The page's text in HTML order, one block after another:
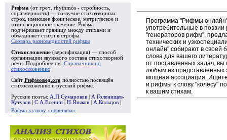
Рифма (от греч. rhythmós - стройность,
соразмерность) — созвучие стихотворных
строк, имеющее фоническое, метрическое и
композиционное значение. Рифма
подчёркивает границу между стихами и
объединяет стихи в строфы
Словарь разновидностей рифмы
Стихосложение (версификация) — способ
организации звукового состава стихотворной
речи. Подробнее см. Справочник по
стихосложению
Сайт Рифмовед.org полностью посвящён
стихосложению и русской рифме.
Русские поэты: А.П.Сумароков
А.Голенищев-
Кутузов
С.А.Есенин Н.Языков А.Кольцов
Рифма к слову «переняла»
Программа "Рифмы
употребительные в
"генераторов рифм",
технических и
онлайн" собирают в своей
слова для вашего
от поставленных задач,
любым из
мощная ассоциация. Ищите
и рифмы к слову "колесу"
к вашим стихам.